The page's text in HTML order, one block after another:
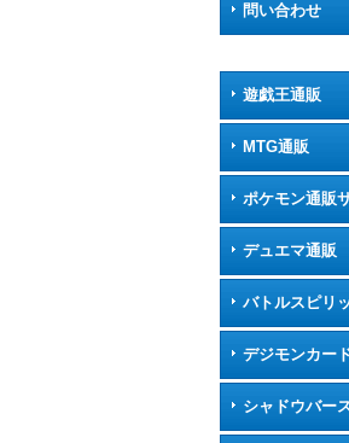
問い合わせ
遊戯王通販
MTG通販
ポケモン通販
デュエマ通販
バトルスピリ
デジモンカー
シャドウバー